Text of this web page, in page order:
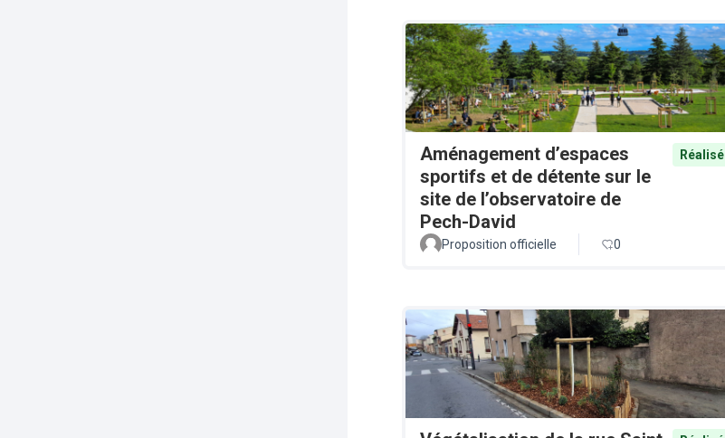
Aménagement d’espaces
sportifs et de détente sur le
site de l’observatoire de
Pech-David
Réalisé
Proposition officielle 0